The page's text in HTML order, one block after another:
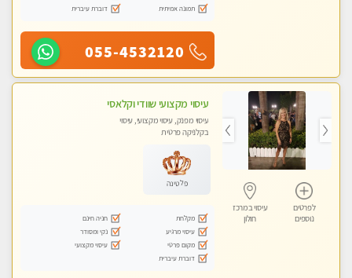
תמונה אמיתית
דוברת עיברית
055-4532120
לפרטים
נוספים
עיסוי במרכז
חולון
עיסוי מקצועי שוודי וקלאסי
עיסוי מפנק, עיסוי מקצועי, עיסוי
בקלניקה פרטית
פלטינה
מקלחת
חניה חינם
עיסוי מרגיע
נקי ומסודר
מקום פרטי
עיסוי מקצועי
דוברת עיברית